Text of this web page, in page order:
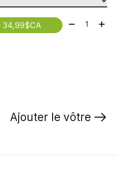
— 34,99$CA Quantité:
Ajouter le vôtre